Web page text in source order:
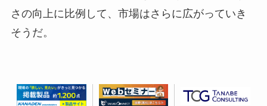
さの向上に比例して、市場はさらに広がっていき
そうだ。